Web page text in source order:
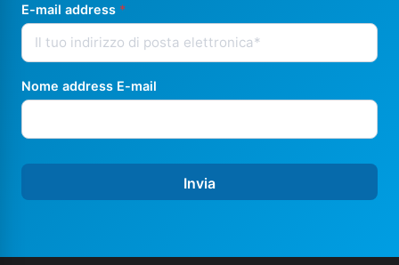
E-mail address *
Nome address E-mail
Invia